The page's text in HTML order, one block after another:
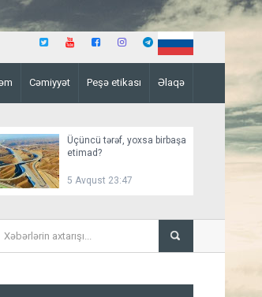
Cəmiyyət Peşə etikası Əlaqə
Üçüncü tərəf, yoxsa birbaşa
etimad?
5 Avqust 23:47
Paşinyan Aİİ-nin iclasında